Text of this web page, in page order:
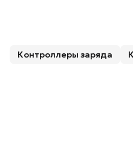
Контроллеры заряда